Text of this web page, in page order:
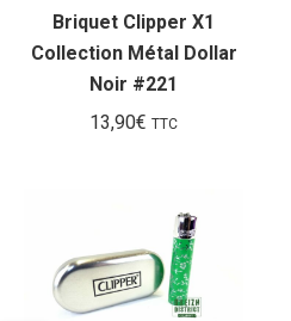
Briquet Clipper X1
Collection Métal Dollar
Noir #221
13,90€ TTC